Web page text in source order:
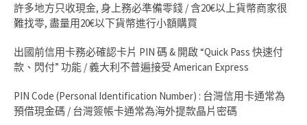
許多地方只收現金, 身上務必準備零錢 / 含20€以上貨幣商家很
難找零, 盡量用20€以下貨幣進行小額購買
出國前信用卡務必確認卡片 PIN 碼 & 開啟 “Quick Pass 快速付
款、閃付” 功能 / 義大利不普遍接受 American Express
PIN Code (Personal Identification Number) : 台灣信用卡通常為
預借現金碼 / 台灣簽帳卡通常為海外提款晶片密碼